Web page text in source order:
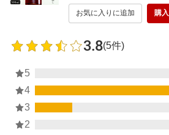
中元
お気に入りに追加 購
3.8(5件)
5
4
3
2